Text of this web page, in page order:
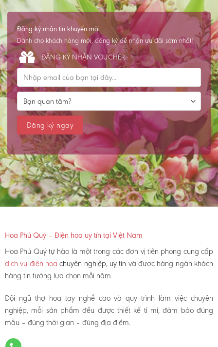
Đăng ký nhận tin khuyến mãi
Dành cho khách hàng mới, đăng ký để nhận ưu đãi sớm nhất!
ĐĂNG KÝ NHẬN VOUCHER
Hoa Phú Quý – Điện hoa uy tín tại Việt Nam
Hoa Phú Quý tự hào là một trong các đơn vị tiên phong cung cấp
dịch vụ điện hoachuyên nghiệp, uy tín và được hàng ngàn khách
hàng tin tưởng lựa chọn mỗi năm.
Đội ngũ thợ hoa tay nghề cao và quy trình làm việc chuyên
nghiệp, mỗi sản phẩm đều được thiết kế tỉ mỉ, đảm bảo đúng
mẫu – đúng thời gian – đúng địa điểm.